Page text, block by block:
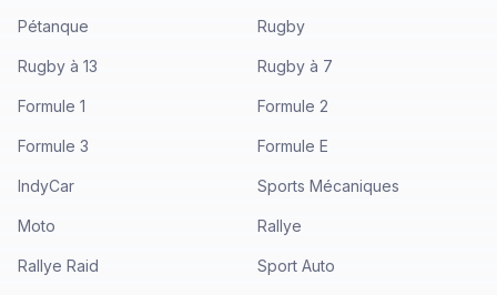
Pétanque Rugby
Rugby à 13 Rugby à 7
Formule 1 Formule 2
Formule 3 Formule E
IndyCar Sports Mécaniques
Moto Rallye
Rallye Raid Sport Auto